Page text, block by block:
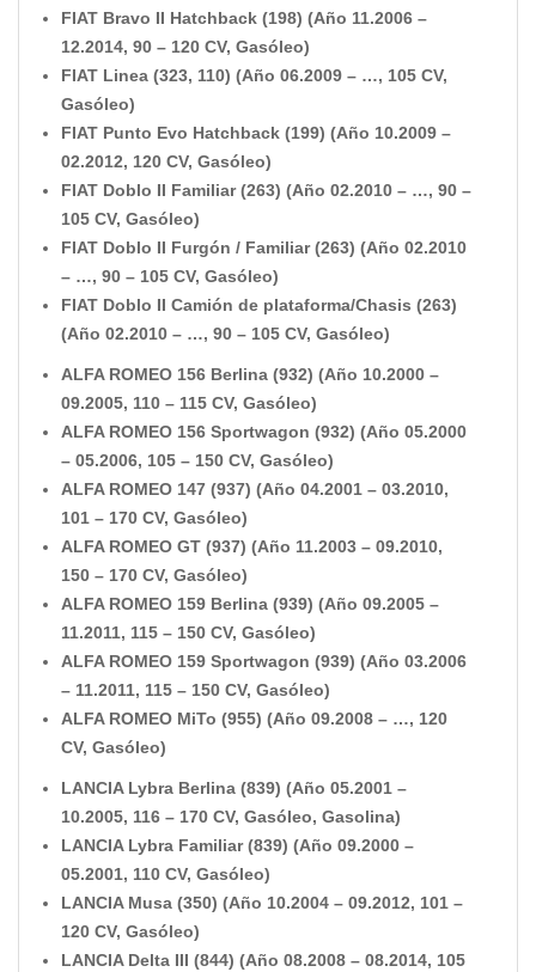
FIAT Bravo II Hatchback (198) (Año 11.2006 –
12.2014, 90 – 120 CV, Gasóleo)
FIAT Linea (323, 110) (Año 06.2009 – …, 105 CV,
Gasóleo)
FIAT Punto Evo Hatchback (199) (Año 10.2009 –
02.2012, 120 CV, Gasóleo)
FIAT Doblo II Familiar (263) (Año 02.2010 – …, 90 –
105 CV, Gasóleo)
FIAT Doblo II Furgón / Familiar (263) (Año 02.2010
– …, 90 – 105 CV, Gasóleo)
FIAT Doblo II Camión de plataforma/Chasis (263)
(Año 02.2010 – …, 90 – 105 CV, Gasóleo)
ALFA ROMEO 156 Berlina (932) (Año 10.2000 –
09.2005, 110 – 115 CV, Gasóleo)
ALFA ROMEO 156 Sportwagon (932) (Año 05.2000
– 05.2006, 105 – 150 CV, Gasóleo)
ALFA ROMEO 147 (937) (Año 04.2001 – 03.2010,
101 – 170 CV, Gasóleo)
ALFA ROMEO GT (937) (Año 11.2003 – 09.2010,
150 – 170 CV, Gasóleo)
ALFA ROMEO 159 Berlina (939) (Año 09.2005 –
11.2011, 115 – 150 CV, Gasóleo)
ALFA ROMEO 159 Sportwagon (939) (Año 03.2006
– 11.2011, 115 – 150 CV, Gasóleo)
ALFA ROMEO MiTo (955) (Año 09.2008 – …, 120
CV, Gasóleo)
LANCIA Lybra Berlina (839) (Año 05.2001 –
10.2005, 116 – 170 CV, Gasóleo, Gasolina)
LANCIA Lybra Familiar (839) (Año 09.2000 –
05.2001, 110 CV, Gasóleo)
LANCIA Musa (350) (Año 10.2004 – 09.2012, 101 –
120 CV, Gasóleo)
LANCIA Delta III (844) (Año 08.2008 – 08.2014, 105